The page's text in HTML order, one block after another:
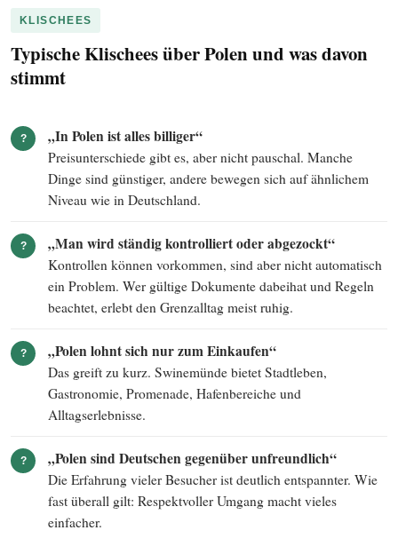
KLISCHEES
Typische Klischees über Polen und was davon
stimmt
? „In Polen ist alles billiger“
Preisunterschiede gibt es, aber nicht pauschal. Manche
Dinge sind günstiger, andere bewegen sich auf ähnlichem
Niveau wie in Deutschland.
? „Man wird ständig kontrolliert oder abgezockt“
Kontrollen können vorkommen, sind aber nicht automatisch
ein Problem. Wer gültige Dokumente dabeihat und Regeln
beachtet, erlebt den Grenzalltag meist ruhig.
? „Polen lohnt sich nur zum Einkaufen“
Das greift zu kurz. Swinemünde bietet Stadtleben,
Gastronomie, Promenade, Hafenbereiche und
Alltagserlebnisse.
? „Polen sind Deutschen gegenüber unfreundlich“
Die Erfahrung vieler Besucher ist deutlich entspannter. Wie
fast überall gilt: Respektvoller Umgang macht vieles
einfacher.